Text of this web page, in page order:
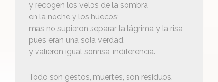
y recogen los velos de la sombra
en la noche y los huecos;
mas no supieron separar la lágrima y la risa,
pues eran una sola verdad,
y valieron igual sonrisa, indiferencia.
Todo son gestos, muertes, son residuos.